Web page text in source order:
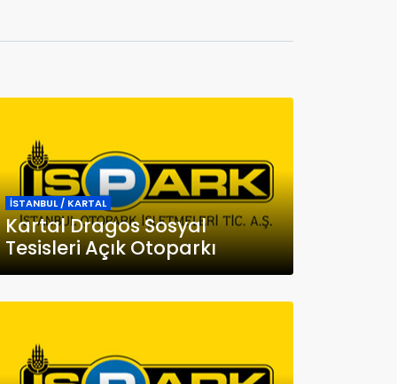
İSTANBUL / KARTAL
Kartal Dragos Sosyal
Tesisleri Açık Otoparkı